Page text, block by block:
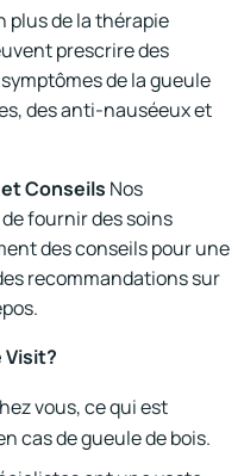
plus de la thérapie
prescrire des
de la gueule
des anti-nauséeux et
Conseils Nos
fournir des soins
des conseils pour une
recommandations sur
Visit?
vous, ce qui est
cas de gueule de bois.